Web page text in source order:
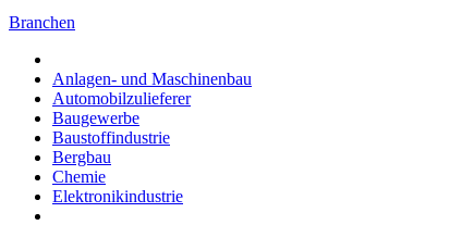
Branchen
Anlagen- und Maschinenbau
Automobilzulieferer
Baugewerbe
Baustoffindustrie
Bergbau
Chemie
Elektronikindustrie